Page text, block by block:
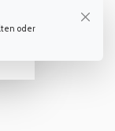
oder